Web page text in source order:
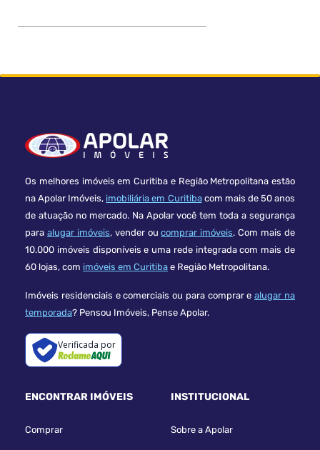
Os melhores imóveis em Curitiba e Região Metropolitana estão
na Apolar Imóveis, imobiliária em Curitibacom mais de 50 anos
de atuação no mercado. Na Apolar você tem toda a segurança
para alugar imóveis, vender oucomprar imóveis. Com mais de
10.000 imóveis disponíveis e uma rede integrada com mais de
60 lojas, com imóveis em Curitiba e Região Metropolitana.
Imóveis residenciais e comerciais ou para comprar ealugar na
temporada? Pensou Imóveis, Pense Apolar.
Verificada por
ENCONTRAR IMÓVEIS
Comprar
INSTITUCIONAL
Sobre a Apolar